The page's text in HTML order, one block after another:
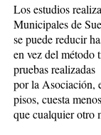
Los estudios
Municipales de
se puede reducir
en vez del método
pruebas realizadas
por la Asociación,
pisos, cuesta
que cualquier otro